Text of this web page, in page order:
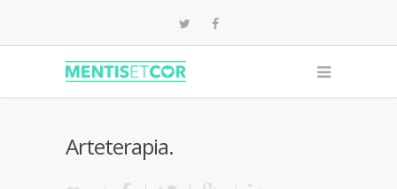
Arteterapia.